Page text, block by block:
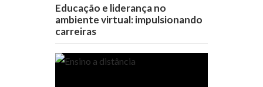
Educação e liderança no
ambiente virtual: impulsionando
carreiras